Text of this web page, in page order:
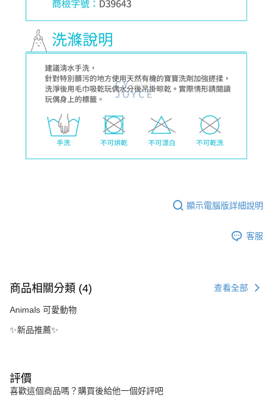
顯示電腦版詳細說明
客服
商品相關分類 (4) 查看全部
Animals 可愛動物
✨新品推薦✨
評價
喜歡這個商品嗎？購買後給他一個好評吧